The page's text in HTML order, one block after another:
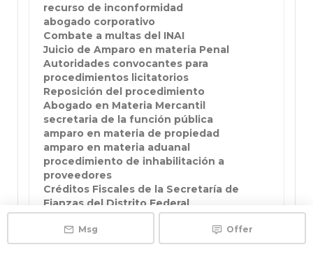
recurso de inconformidad
abogado corporativo
Combate a multas del INAI
Juicio de Amparo en materia Penal
Autoridades convocantes para
procedimientos licitatorios
Reposición del procedimiento
Abogado en Materia Mercantil
secretaria de la función pública
amparo en materia de propiedad
amparo en materia aduanal
procedimiento de inhabilitación a
proveedores
Créditos Fiscales de la Secretaría de
Fianzas del Distrito Federal
abogado en Toluca
recargos
abogado de amparos en el estado de
México
Msg Offer